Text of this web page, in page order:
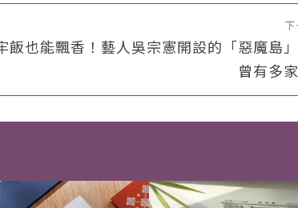
飯也能飄香！藝人吳宗憲開設的「惡魔島
曾有多